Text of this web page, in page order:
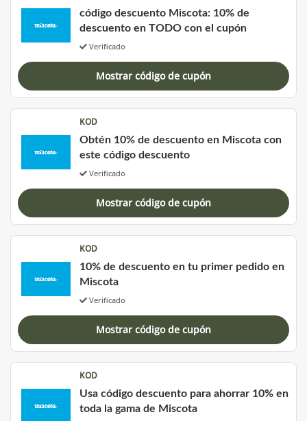
código descuento Miscota: 10% de
descuento en TODO con el cupón
Verificado
Mostrar código de cupón
KOD
Obtén 10% de descuento en Miscota con
este código descuento
Verificado
Mostrar código de cupón
KOD
10% de descuento en tu primer pedido en
Miscota
Verificado
Mostrar código de cupón
KOD
Usa código descuento para ahorrar 10% en
toda la gama de Miscota